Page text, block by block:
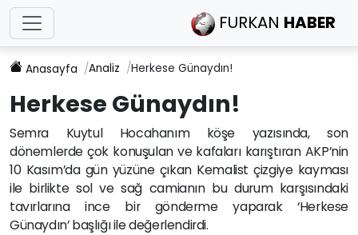
FURKAN HABER
Anasayfa Analiz Herkese Günaydın!
Herkese Günaydın!
Semra Kuytul Hocahanım köşe yazısında, son
dönemlerde çok konuşulan ve kafaları karıştıran AKP’nin
10 Kasım’da gün yüzüne çıkan Kemalist çizgiye kayması
ile birlikte sol ve sağ camianın bu durum karşısındaki
tavırlarına ince bir gönderme yaparak ‘Herkese
Günaydın’ başlığı ile değerlendirdi.